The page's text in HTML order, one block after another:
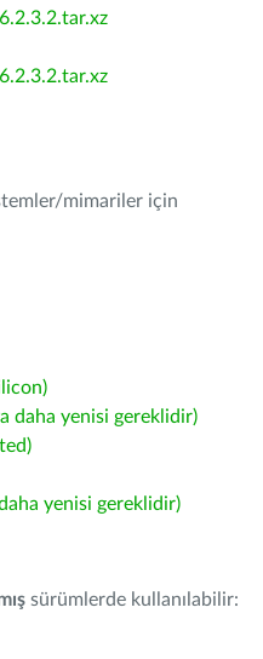
mimariler için
daha yenisi gereklidir)
yenisi gereklidir)
sürümlerde kullanılabilir: